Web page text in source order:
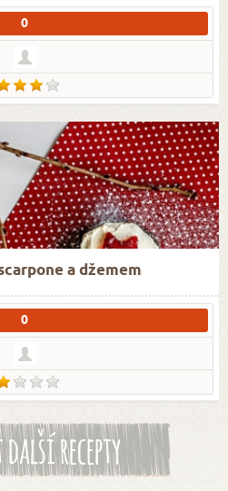
0
a džemem
0
recepty